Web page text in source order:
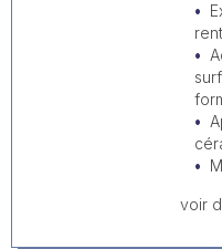
voir